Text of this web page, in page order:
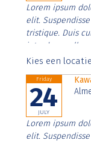
Lorem ipsum
elit.
tristique. Duis
interdum nulla,
Aenean
Kies een
Friday
24
JULY
Lorem ipsum
elit.